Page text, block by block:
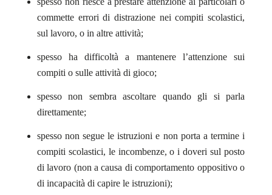
commette errori di distrazione nei compiti scolastici,
sul lavoro, o in altre attività;
spesso ha difficoltà a mantenere l’attenzione sui
compiti o sulle attività di gioco;
spesso non sembra ascoltare quando gli si parla
direttamente;
spesso non segue le istruzioni e non porta a termine i
compiti scolastici, le incombenze, o i doveri sul posto
di lavoro (non a causa di comportamento oppositivo o
di incapacità di capire le istruzioni);